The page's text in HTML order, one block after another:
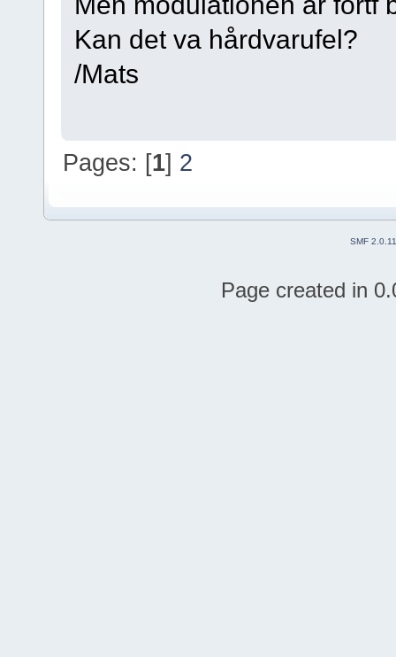
Kan det va hårdvarufel?
/Mats
Pages: [1] 2
SMF 2.0.11
Page created in